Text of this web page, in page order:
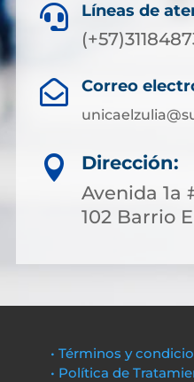
 Líneas de
 Correo

Dirección:
Avenida 1a
102 Barrio
• Términos y
• Política de